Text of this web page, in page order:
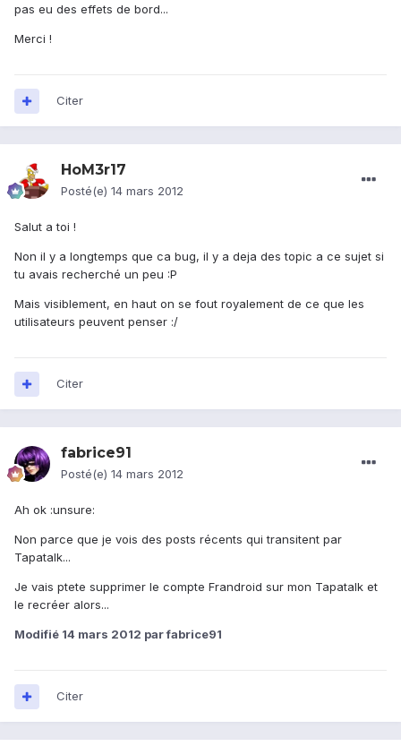
pas eu des effets de bord...
Merci !
Citer
HoM3r17
Posté(e) 14 mars 2012
Salut a toi !
Non il y a longtemps que ca bug, il y a deja des topic a ce sujet si
tu avais recherché un peu :P
Mais visiblement, en haut on se fout royalement de ce que les
utilisateurs peuvent penser :/
Citer
fabrice91
Posté(e) 14 mars 2012
Ah ok :unsure:
Non parce que je vois des posts récents qui transitent par
Tapatalk...
Je vais ptete supprimer le compte Frandroid sur mon Tapatalk et
le recréer alors...
Modifié 14 mars 2012 par fabrice91
Citer